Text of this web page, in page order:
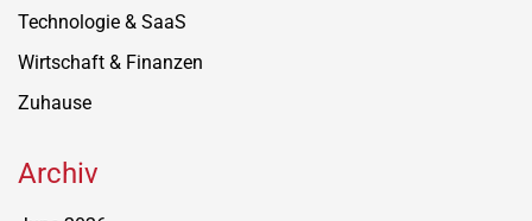
Technologie & SaaS
Wirtschaft & Finanzen
Zuhause
Archiv